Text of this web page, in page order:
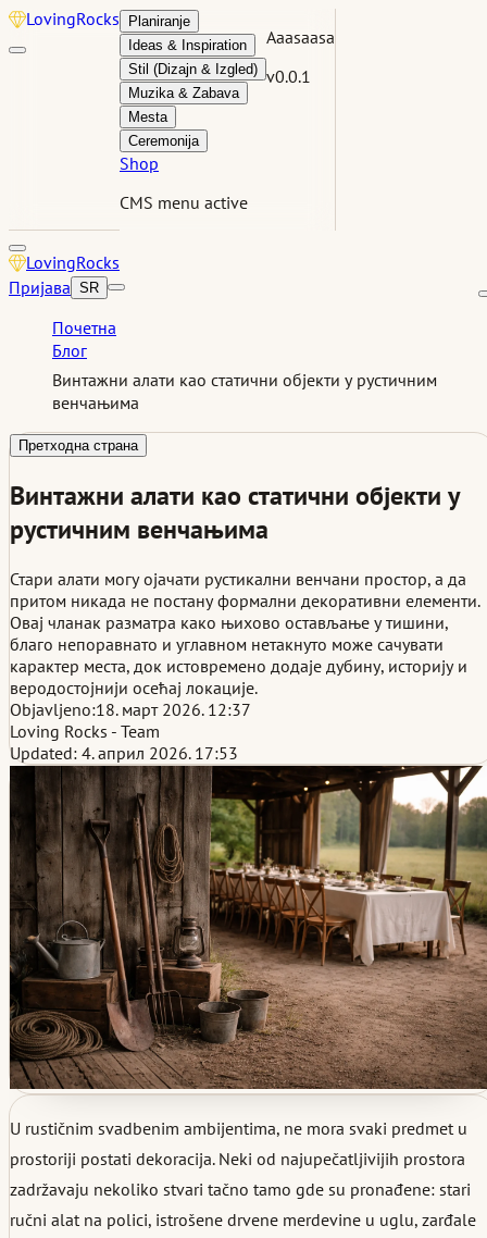
LovingRocks
Planiranje
Ideas & Inspiration
Stil (Dizajn & Izgled)
Muzika & Zabava
Mesta
Ceremonija
Shop
CMS menu active
Aaasaasa
v0.0.1
LovingRocks
Пријава SR
Почетна
Блог
Винтажни алати као статични објекти у рустичним
венчањима
Претходна страна
Винтажни алати као статични објекти у
рустичним венчањима
Стари алати могу ојачати рустикални венчани простор, а да
притом никада не постану формални декоративни елементи.
Овај чланак разматра како њихово остављање у тишини,
благо непоравнато и углавном нетакнуто може сачувати
карактер места, док истовремено додаје дубину, историју и
веродостојнији осећај локације.
Objavljeno:18. март 2026. 12:37
Loving Rocks - Team
Updated: 4. април 2026. 17:53
U rustičnim svadbenim ambijentima, ne mora svaki predmet u
prostoriji postati dekoracija. Neki od najupečatljivijih prostora
zadržavaju nekoliko stvari tačno tamo gde su pronađene: stari
ručni alat na polici, istrošene drvene merdevine u uglu, zarđale